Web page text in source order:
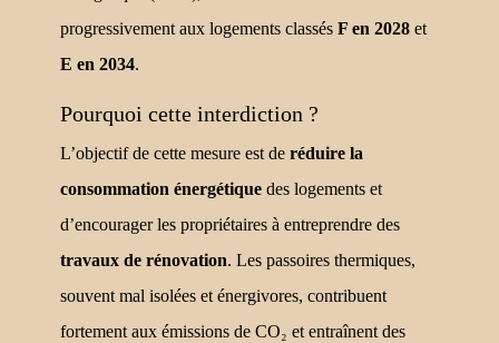
progressivement aux logements classés F en 2028 et
E en 2034.
Pourquoi cette interdiction ?
L’objectif de cette mesure est de réduire la
consommation énergétique des logements et
d’encourager les propriétaires à entreprendre des
travaux de rénovation. Les passoires thermiques,
souvent mal isolées et énergivores, contribuent
fortement aux émissions de CO₂ et entraînent des